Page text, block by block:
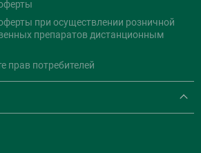
при осуществлении розничной
препаратов дистанционным
прав потребителей